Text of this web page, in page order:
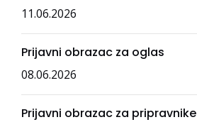
11.06.2026
Prijavni obrazac za oglas
08.06.2026
Prijavni obrazac za pripravnike